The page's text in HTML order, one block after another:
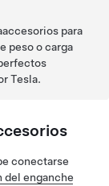
para
peso o carga
Tesla.
conectarse
del enganche